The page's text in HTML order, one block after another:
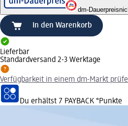
dm-Dauerpreis
In den Warenkorb
Lieferbar
Standardversand 2-3 Werktage
Verfügbarkeit in einem dm-Markt
Du erhältst 7 PAYBACK °Punkte